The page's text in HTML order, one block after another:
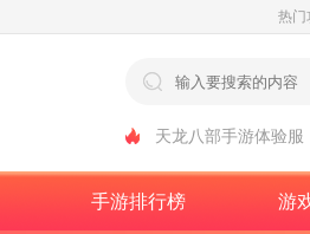
热门
天龙八部手游体验服
手游排行榜 游